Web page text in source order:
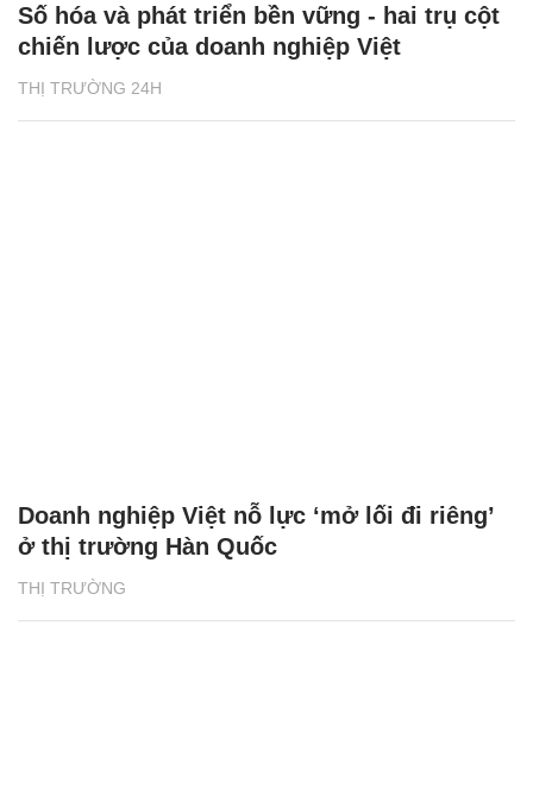
THỊ TRƯỜNG 24H
Số hóa và phát triển bền vững - hai trụ cột
chiến lược của doanh nghiệp Việt
THỊ TRƯỜNG
Doanh nghiệp Việt nỗ lực ‘mở lối đi riêng’
ở thị trường Hàn Quốc